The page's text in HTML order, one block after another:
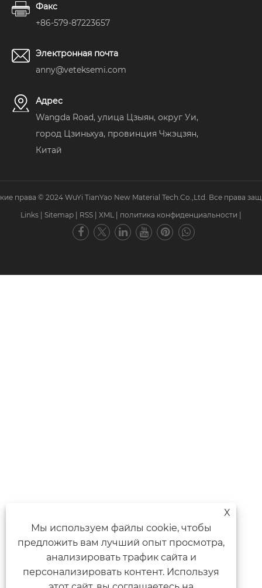
Факс
+86-579-87223657
Электронная почта
anny@veteksemi.com
Адрес
Wangda Road, улица Цзыян, округ Уи,
город Цзиньхуа, провинция Чжэцзян,
Китай
права © 2024 WuYi TianYao New Material Tech.Co.,Ltd. Все права
Links
Sitemap RSS XML политика конфиденциальности
X
Мы используем файлы cookie, чтобы
предложить вам лучший опыт просмотра,
анализировать трафик сайта и
персонализировать контент. Используя